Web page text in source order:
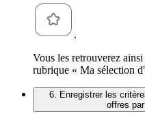
.
Vous les retrouverez
rubrique « Ma sélection
6. Enregistrer les
offres